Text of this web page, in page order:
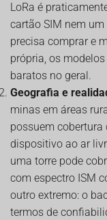
LoRa é
cartão SIM nem
precisa comprar e
própria, os
baratos no geral.
Geografia e
minas em áreas
possuem
dispositivo ao ar
uma torre pode
com espectro ISM
outro extremo: o
termos de